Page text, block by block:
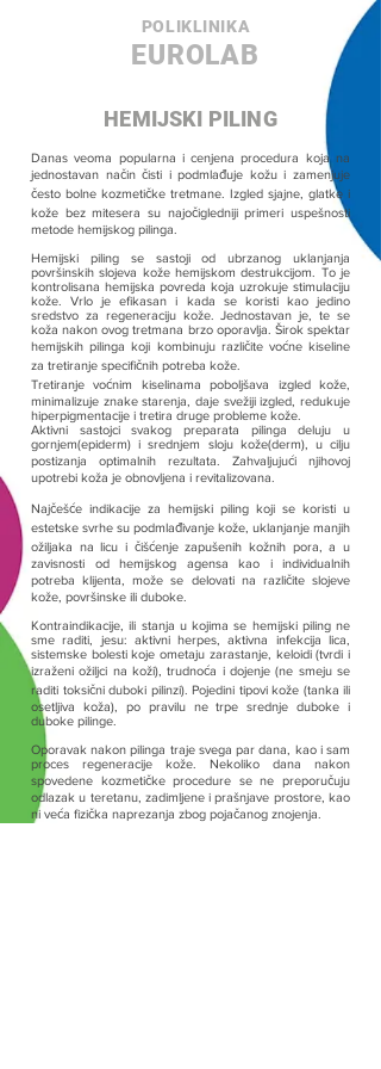
POLIKLINIKA
EUROLAB
HEMIJSKI PILING
Danas veoma popularna i cenjena procedura koja na
jednostavan način čisti i podmlađuje kožu i zamenjuje
često bolne kozmetičke tretmane. Izgled sjajne, glatke i
kože bez mitesera su najočigledniji primeri uspešnosti
metode hemijskog pilinga.
Hemijski piling se sastoji od ubrzanog uklanjanja
površinskih slojeva kože hemijskom destrukcijom. To je
kontrolisana hemijska povreda koja uzrokuje stimulaciju
kože. Vrlo je efikasan i kada se koristi kao jedino
sredstvo za regeneraciju kože. Jednostavan je, te se
koža nakon ovog tretmana brzo oporavlja. Širok spektar
hemijskih pilinga koji kombinuju različite voćne kiseline
za tretiranje specifičnih potreba kože.
Tretiranje voćnim kiselinama poboljšava izgled kože,
minimalizuje znake starenja, daje svežiji izgled, redukuje
hiperpigmentacije i tretira druge probleme kože.
Aktivni sastojci svakog preparata pilinga deluju u
gornjem(epiderm) i srednjem sloju kože(derm), u cilju
postizanja optimalnih rezultata. Zahvaljujući njihovoj
upotrebi koža je obnovljena i revitalizovana.
Najčešće indikacije za hemijski piling koji se koristi u
estetske svrhe su podmlađivanje kože, uklanjanje manjih
ožiljaka na licu i čišćenje zapušenih kožnih pora, a u
zavisnosti od hemijskog agensa kao i individualnih
potreba klijenta, može se delovati na različite slojeve
kože, površinske ili duboke.
Kontraindikacije, ili stanja u kojima se hemijski piling ne
sme raditi, jesu: aktivni herpes, aktivna infekcija lica,
sistemske bolesti koje ometaju zarastanje, keloidi (tvrdi i
izraženi ožiljci na koži), trudnoća i dojenje (ne smeju se
raditi toksični duboki pilinzi). Pojedini tipovi kože (tanka ili
osetljiva koža), po pravilu ne trpe srednje duboke i
duboke pilinge.
Oporavak nakon pilinga traje svega par dana, kao i sam
proces regeneracije kože. Nekoliko dana nakon
spovedene kozmetičke procedure se ne preporučuju
odlazak u teretanu, zadimljene i prašnjave prostore, kao
ni veća fizička naprezanja zbog pojačanog znojenja.